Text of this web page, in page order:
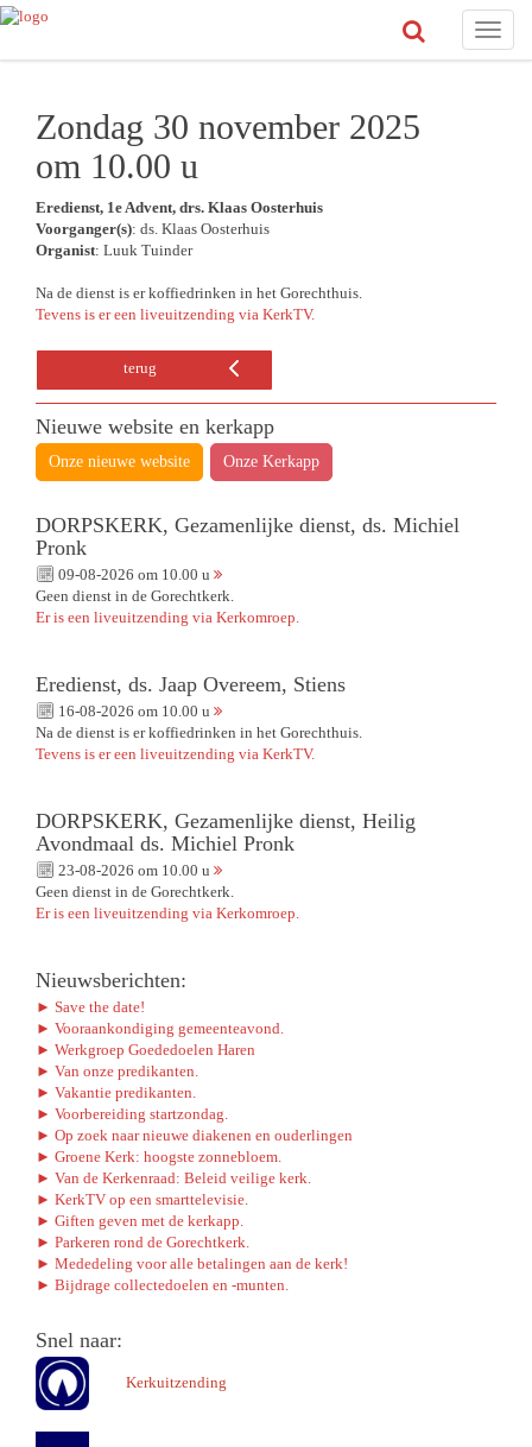
Toggle
Zondag 30 november 2025
om 10.00 u
Eredienst, 1e Advent, drs. Klaas Oosterhuis
Voorganger(s): ds. Klaas Oosterhuis
Organist: Luuk Tuinder
Na de dienst is er koffiedrinken in het Gorechthuis.
Tevens is er een liveuitzending via KerkTV.
terug
Nieuwe website en kerkapp
Onze nieuwe website Onze Kerkapp
DORPSKERK, Gezamenlijke dienst, ds. Michiel
Pronk
09-08-2026 om 10.00 u
Geen dienst in de Gorechtkerk.
Er is een liveuitzending via Kerkomroep.
Eredienst, ds. Jaap Overeem, Stiens
16-08-2026 om 10.00 u
Na de dienst is er koffiedrinken in het Gorechthuis.
Tevens is er een liveuitzending via KerkTV.
DORPSKERK, Gezamenlijke dienst, Heilig
Avondmaal ds. Michiel Pronk
23-08-2026 om 10.00 u
Geen dienst in de Gorechtkerk.
Er is een liveuitzending via Kerkomroep.
Nieuwsberichten:
► Save the date!
► Vooraankondiging gemeenteavond.
► Werkgroep Goededoelen Haren
► Van onze predikanten.
► Vakantie predikanten.
► Voorbereiding startzondag.
► Op zoek naar nieuwe diakenen en ouderlingen
► Groene Kerk: hoogste zonnebloem.
► Van de Kerkenraad: Beleid veilige kerk.
► KerkTV op een smarttelevisie.
► Giften geven met de kerkapp.
► Parkeren rond de Gorechtkerk.
► Mededeling voor alle betalingen aan de kerk!
► Bijdrage collectedoelen en -munten.
Snel naar:
Kerkuitzending